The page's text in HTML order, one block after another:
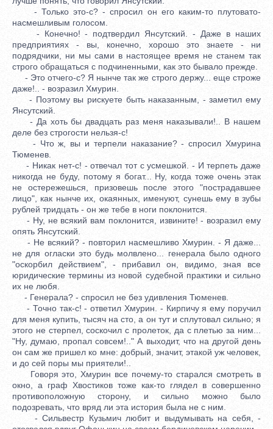
- Только это-с? - спросил он его каким-то плутовато-
насмешливым голосом.
- Конечно! - подтвердил Янсутский. - Даже в наших
предприятиях - вы, конечно, хорошо это знаете - ни
подрядчики, ни мы сами в настоящее время не станем так
строго обращаться с подчиненными, как это бывало прежде.
- Это отчего-с? Я нынче так же строго держу... еще строже
даже!.. - возразил Хмурин.
- Поэтому вы рискуете быть наказанным, - заметил ему
Янсутский.
- Да хоть бы двадцать раз меня наказывали!.. В нашем
деле без строгости нельзя-с!
- Что ж, вы и терпели наказание? - спросил Хмурина
Тюменев.
- Никак нет-с! - отвечал тот с усмешкой. - И терпеть даже
никогда не буду, потому я богат... Ну, когда тоже очень этак
не остережешься, призовешь после этого "пострадавшее
лицо", как нынче их, окаянных, именуют, сунешь ему в зубы
рублей тридцать - он же тебе в ноги поклонится.
- Ну, не всякий вам поклонится, извините! - возразил ему
опять Янсутский.
- Не всякий? - повторил насмешливо Хмурин. - Я даже...
не для огласки это будь молвлено... генерала было одного
"оскорбил действием", - прибавил он, видимо, зная все
юридические термины из новой судебной практики и сильно
их не любя.
- Генерала? - спросил не без удивления Тюменев.
- Точно так-с! - ответил Хмурин. - Кирпичу я ему поручил
для меня купить, тысяч на сто, а он тут и сплутовал сильно; я
этого не стерпел, соскочил с пролеток, да с плетью за ним...
"Ну, думаю, пропал совсем!.." А выходит, что на другой день
он сам же пришел ко мне: добрый, значит, этакой уж человек,
и до сей поры мы приятели!..
Говоря это, Хмурин все почему-то старался смотреть в
окно, а граф Хвостиков тоже как-то глядел в совершенно
противоположную сторону, и сильно можно было
подозревать, что вряд ли эта история была не с ним.
- Сильвестр Кузьмич любит и выдумывать на себя, -